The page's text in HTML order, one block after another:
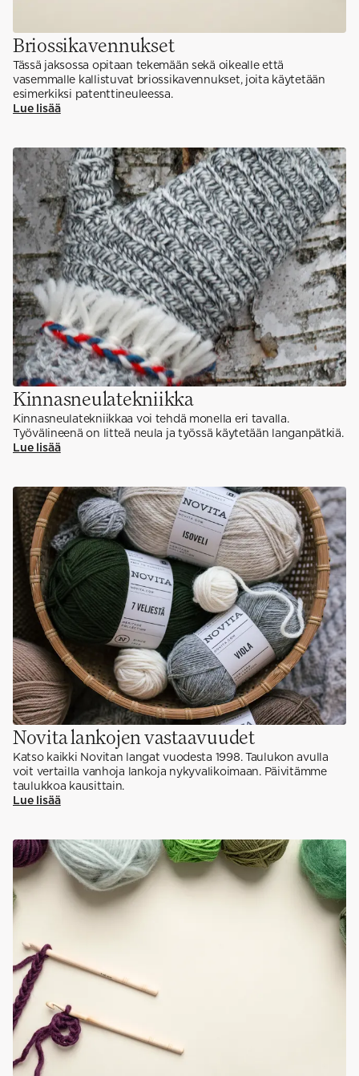
Briossikavennukset
Tässä jaksossa opitaan tekemään sekä oikealle että
vasemmalle kallistuvat briossikavennukset, joita käytetään
esimerkiksi patenttineuleessa.
Lue lisää
Kinnasneulatekniikka
Kinnasneulatekniikkaa voi tehdä monella eri tavalla.
Työvälineenä on litteä neula ja työssä käytetään langanpätkiä.
Lue lisää
Novita lankojen vastaavuudet
Katso kaikki Novitan langat vuodesta 1998. Taulukon avulla
voit vertailla vanhoja lankoja nykyvalikoimaan. Päivitämme
taulukkoa kausittain.
Lue lisää